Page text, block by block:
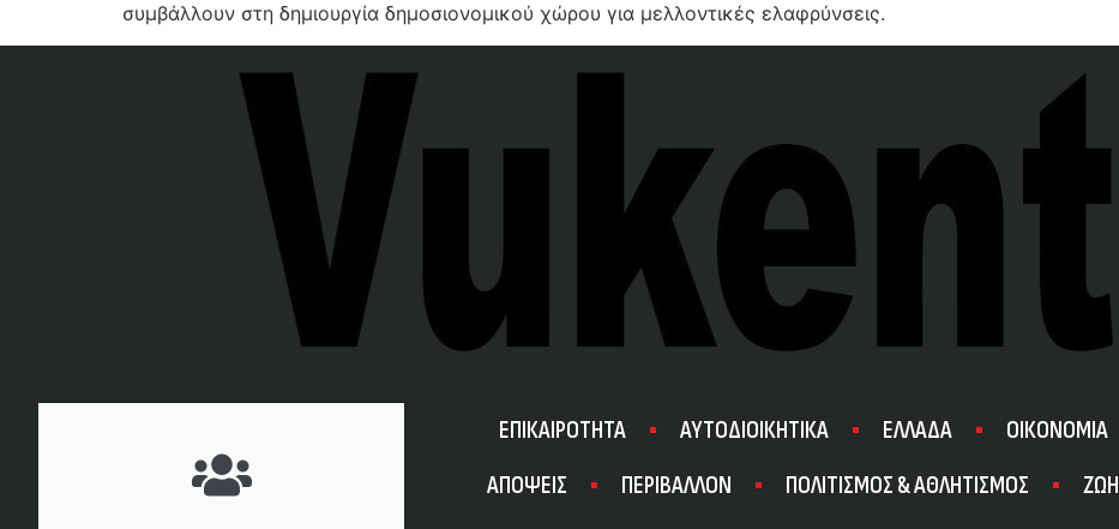
συμβάλλουν στη δημιουργία δημοσιονομικού χώρου για μελλοντικές ελαφρύνσεις.
ΕΠΙΚΑΙΡΟΤΗΤΑ ΑΥΤΟΔΙΟΙΚΗΤΙΚΑ ΕΛΛΑΔΑ
ΟΙΚΟΝΟΜΙΑ
ΑΠΟΨΕΙΣ
ΠΕΡΙΒΑΛΛΟΝ ΠΟΛΙΤΙΣΜΟΣ & ΑΘΛΗΤΙΣΜΟΣ
ΖΩΗ